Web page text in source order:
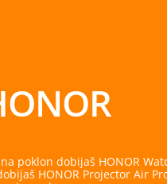
poklon dobijaš HONOR
HONOR Projector Air